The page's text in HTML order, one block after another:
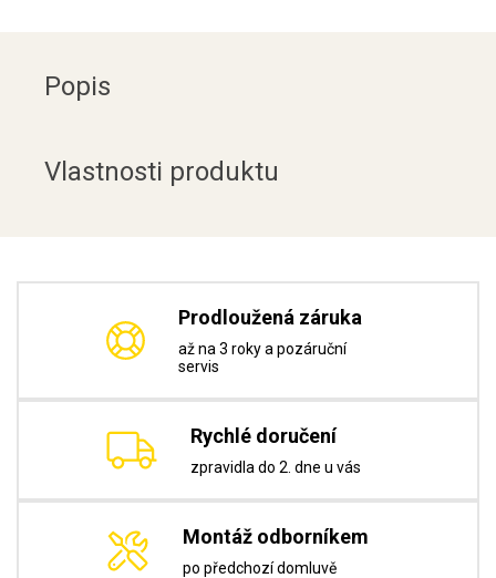
Popis
Vlastnosti produktu
Prodloužená záruka
až na 3 roky a pozáruční
servis
Rychlé doručení
zpravidla do 2. dne u vás
Montáž odborníkem
po předchozí domluvě